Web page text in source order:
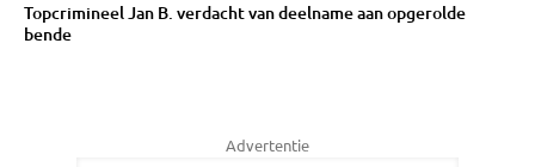
Topcrimineel Jan B. verdacht van deelname aan opgerolde
bende
Advertentie